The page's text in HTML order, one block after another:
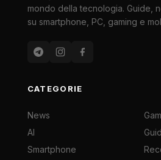
mondo della tecnologia. Guide,
su smartphone, PC, gaming e
CATEGORIE
News
AI
Smartphone